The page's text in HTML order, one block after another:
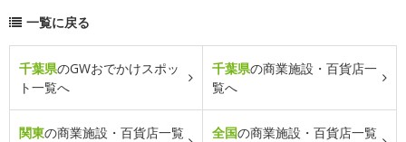
一覧に戻る
千葉県のGWおでかけスポッ
ト一覧へ
千葉県の商業施設・百貨店一
覧へ
関東の商業施設・百貨店一覧
全国の商業施設・百貨店一覧